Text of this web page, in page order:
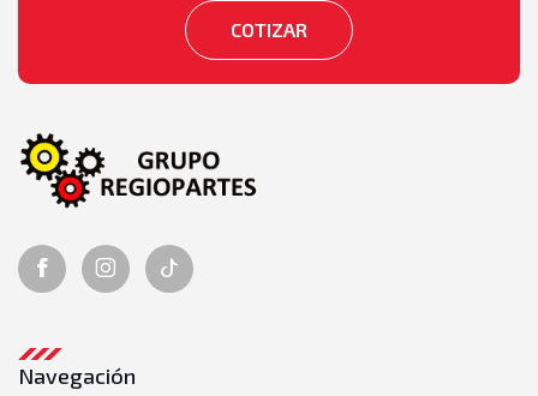
Sistema de enfriamiento
Abanicos
Mangueras
Radiadores
Alternadores
Bobinas de ignición
Motores de arranque (marchas)
Switch de encendido
COTIZAR
Navegación